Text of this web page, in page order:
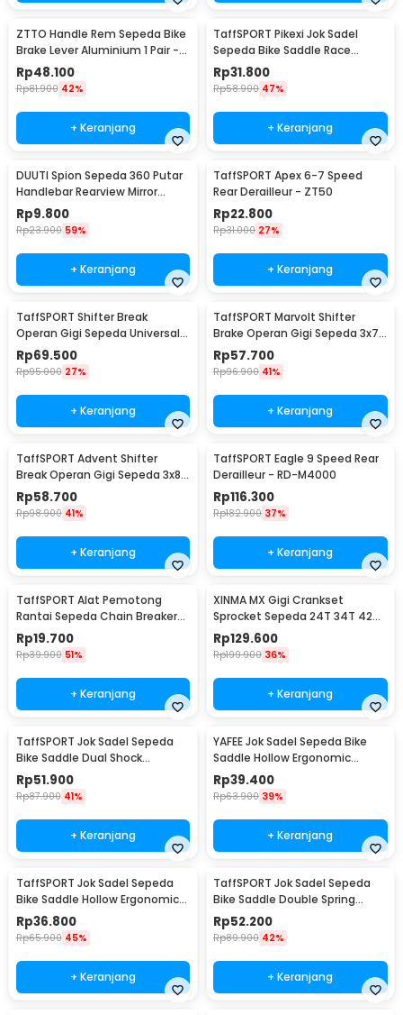
ZTTO Handle Rem Sepeda Bike
Brake Lever Aluminium 1 Pair -
CBL-09
Rp48.100
Rp81.900 42%
+ Keranjang
TaffSPORT Pikexi Jok Sadel
Sepeda Bike Saddle Race
Ergonomic Anti Air - FX20
Rp31.800
Rp58.900 47%
+ Keranjang
DUUTI Spion Sepeda 360 Putar
Handlebar Rearview Mirror
Universal 1 PCS - LY4437
Rp9.800
Rp23.900 59%
+ Keranjang
TaffSPORT Apex 6-7 Speed
Rear Derailleur - ZT50
Rp22.800
Rp31.000 27%
+ Keranjang
TaffSPORT Shifter Break
Operan Gigi Sepeda Universal
3x9 Speed 2 PCS - SL-M370
Rp69.500
Rp95.000 27%
+ Keranjang
TaffSPORT Marvolt Shifter
Brake Operan Gigi Sepeda 3x7
Speed 2 PCS - EF500-7
Rp57.700
Rp96.900 41%
+ Keranjang
TaffSPORT Advent Shifter
Break Operan Gigi Sepeda 3x8
Speed 2 PCS - SL-M310
Rp58.700
Rp98.900 41%
+ Keranjang
TaffSPORT Eagle 9 Speed Rear
Derailleur - RD-M4000
Rp116.300
Rp182.900 37%
+ Keranjang
TaffSPORT Alat Pemotong
Rantai Sepeda Chain Breaker
Cutter - TD8591
Rp19.700
Rp39.900 51%
+ Keranjang
XINMA MX Gigi Crankset
Sprocket Sepeda 24T 34T 42T
7/8/9 Speed - TL-82-L
Rp129.600
Rp199.900 36%
+ Keranjang
TaffSPORT Jok Sadel Sepeda
Bike Saddle Dual Shock
Absorber Breathable - ZF25
Rp51.900
Rp87.900 41%
+ Keranjang
YAFEE Jok Sadel Sepeda Bike
Saddle Hollow Ergonomic
Breathable - FX12
Rp39.400
Rp63.900 39%
+ Keranjang
TaffSPORT Jok Sadel Sepeda
Bike Saddle Hollow Ergonomic
Breathable - YF-1034
Rp36.800
Rp65.900 45%
+ Keranjang
TaffSPORT Jok Sadel Sepeda
Bike Saddle Double Spring
Shock Absorber - ZF15
Rp52.200
Rp89.900 42%
+ Keranjang